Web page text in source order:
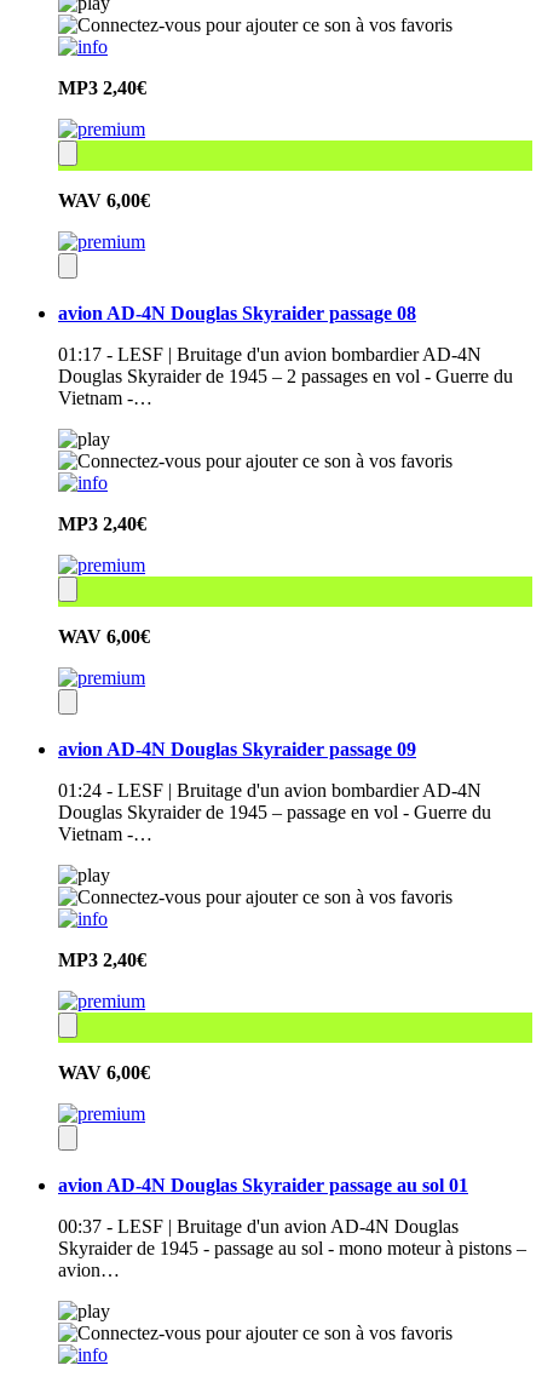
MP3 2,40€
WAV 6,00€
avion AD-4N Douglas Skyraider passage 08
01:17 - LESF | Bruitage d'un avion bombardier AD-4N
Douglas Skyraider de 1945 – 2 passages en vol - Guerre du
Vietnam -…
MP3 2,40€
WAV 6,00€
avion AD-4N Douglas Skyraider passage 09
01:24 - LESF | Bruitage d'un avion bombardier AD-4N
Douglas Skyraider de 1945 – passage en vol - Guerre du
Vietnam -…
MP3 2,40€
WAV 6,00€
avion AD-4N Douglas Skyraider passage au sol 01
00:37 - LESF | Bruitage d'un avion AD-4N Douglas
Skyraider de 1945 - passage au sol - mono moteur à pistons –
avion…